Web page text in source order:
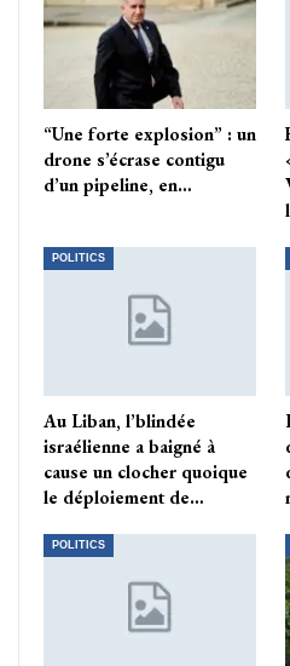
“Une forte explosion” : un
drone s’écrase contigu
d’un pipeline, en…
POLITICS
Au Liban, l’blindée
israélienne a baigné à
cause un clocher quoique
le déploiement de…
POLITICS